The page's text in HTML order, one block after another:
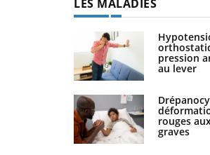
LES MALADIES
pression
au lever
rouges
graves